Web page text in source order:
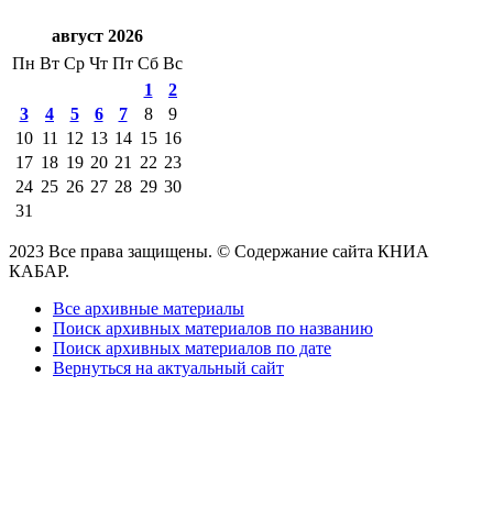
август 2026
Пн Вт Ср Чт Пт Сб Вс
1
2
3
4 5 6 7 8
9
10 11 12 13 14 15 16
17 18 19 20 21 22 23
24 25 26 27 28 29 30
31
2023 Все права защищены. © Содержание сайта КНИА
КАБАР.
Все архивные материалы
Поиск архивных материалов по названию
Поиск архивных материалов по дате
Вернуться на актуальный сайт